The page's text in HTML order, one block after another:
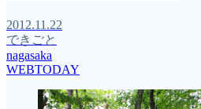
2012.11.22
できごと
nagasaka
WEBTODAY